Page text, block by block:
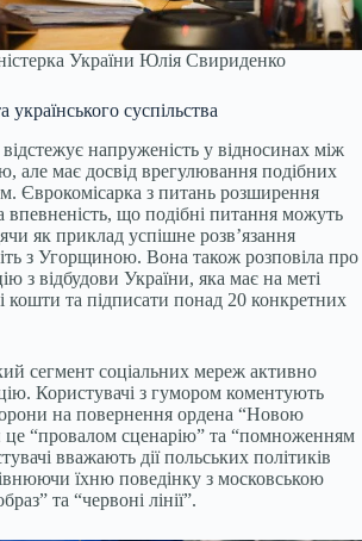
України Юлія Свириденко
українського суспільства
напруженість у відносинах між
але має досвід врегулювання подібних
Єврокомісарка з питань розширення
що подібні питання можуть
як приклад успішне розв’язання
з Угорщиною. Вона також розповіла про
з відбудови України, яка має на меті
кошти та підписати понад 20 конкретних
сегмент соціальних мереж активно
Користувачі з гумором коментують
на повернення ордена “Новою
“провалом сценарію” та “помноженням
вважають дії польських політиків
їхню поведінку з московською
та “червоні лінії”.